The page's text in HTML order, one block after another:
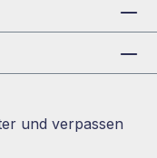
und verpassen